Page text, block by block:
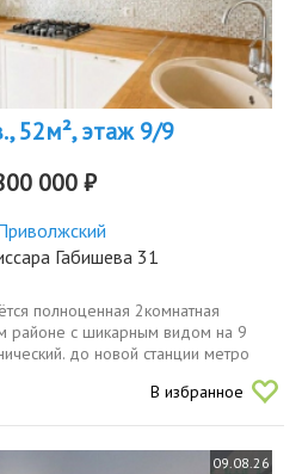
52м², этаж 9/9
000 ₽
Габишева 31
полноценная 2комнатная
районе с шикарным видом на 9
до новой станции метро
планировка две изолированные
В избранное
09.08.26